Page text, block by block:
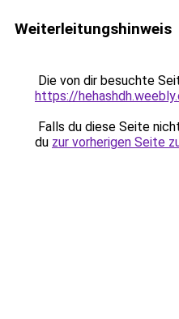
Weiterleitungshinweis
Die von dir besuchte
https://
Falls du diese Seite
du zur vorherigen Seite